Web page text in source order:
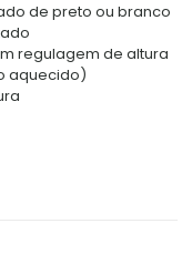
de preto ou branco
regulagem de altura
aquecido)